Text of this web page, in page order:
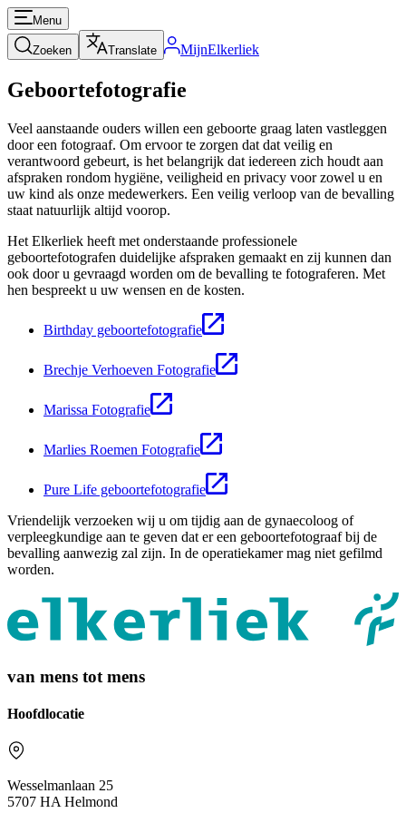
Menu
Zoeken Translate MijnElkerliek
Geboortefotografie
Veel aanstaande ouders willen een geboorte graag laten vastleggen
door een fotograaf. Om ervoor te zorgen dat dat veilig en
verantwoord gebeurt, is het belangrijk dat iedereen zich houdt aan
afspraken rondom hygiëne, veiligheid en privacy voor zowel u en
uw kind als onze medewerkers. Een veilig verloop van de bevalling
staat natuurlijk altijd voorop.
Het Elkerliek heeft met onderstaande professionele
geboortefotografen duidelijke afspraken gemaakt en zij kunnen dan
ook door u gevraagd worden om de bevalling te fotograferen. Met
hen bespreekt u uw wensen en de kosten.
Birthday geboortefotografie
Brechje Verhoeven Fotografie
Marissa Fotografie
Marlies Roemen Fotografie
Pure Life geboortefotografie
Vriendelijk verzoeken wij u om tijdig aan de gynaecoloog of
verpleegkundige aan te geven dat er een geboortefotograaf bij de
bevalling aanwezig zal zijn. In de operatiekamer mag niet gefilmd
worden.
van mens tot mens
Hoofdlocatie
Wesselmanlaan 25
5707 HA Helmond